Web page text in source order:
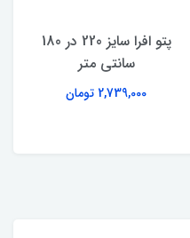
پتو افرا سایز 220 در 180
سانتی متر
2,739,000 تومان